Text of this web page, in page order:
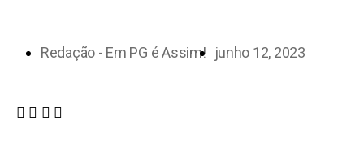
Redação - Em PG é Assim! junho 12, 2023